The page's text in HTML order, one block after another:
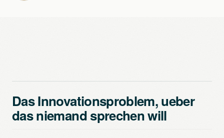
Das Innovationsproblem, ueber
das niemand sprechen will